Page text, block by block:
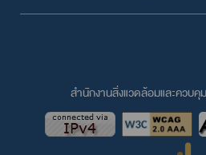
สำนักงานสิ่งแวดล้อมและควบ